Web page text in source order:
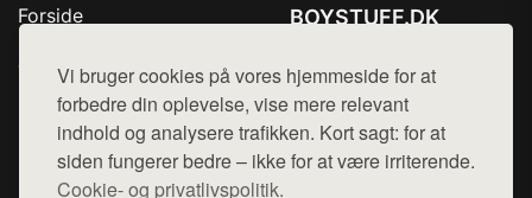
Vi bruger cookies på vores hjemmeside for at
forbedre din oplevelse, vise mere relevant
indhold og analysere trafikken. Kort sagt: for at
siden fungerer bedre – ikke for at være irriterende.
Cookie- og privatlivspolitik.
Forside
Top Rabatter
Kontakt
BOYSTUFF.DK
Mail: hej@want.dk
Cookie- og privatlivspolitik